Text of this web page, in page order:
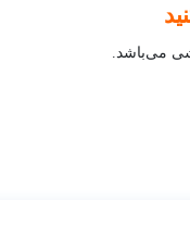
می‌باشد.